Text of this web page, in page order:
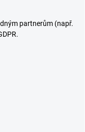
partnerům (např.